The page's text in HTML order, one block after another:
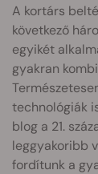
A kortárs
következő
egyikét
gyakran
technológiák
blog a 21.
leggyakoribb
fordítunk a